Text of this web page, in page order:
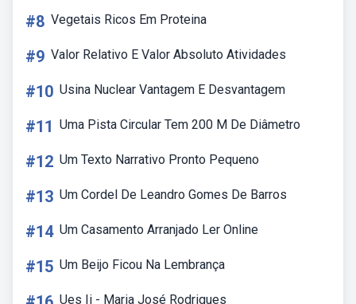
#8 Vegetais Ricos Em Proteina
#9 Valor Relativo E Valor Absoluto Atividades
#10 Usina Nuclear Vantagem E Desvantagem
#11 Uma Pista Circular Tem 200 M De Diâmetro
#12 Um Texto Narrativo Pronto Pequeno
#13 Um Cordel De Leandro Gomes De Barros
#14 Um Casamento Arranjado Ler Online
#15 Um Beijo Ficou Na Lembrança
Ues Ii - Maria José Rodrigues